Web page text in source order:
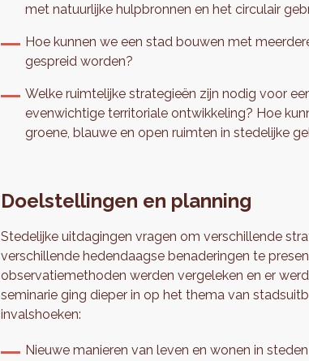
met natuurlijke hulpbronnen en het circulair
Hoe kunnen we een stad bouwen met
gespreid worden?
Welke ruimtelijke strategieën zijn nodig voor
evenwichtige territoriale ontwikkeling? Hoe
groene, blauwe en open ruimten in stedelijke
Doelstellingen en planning
Stedelijke uitdagingen vragen om verschillende
verschillende hedendaagse benaderingen te
observatiemethoden werden vergeleken en er
seminarie ging dieper in op het thema van
invalshoeken:
Nieuwe manieren van leven en wonen in steden